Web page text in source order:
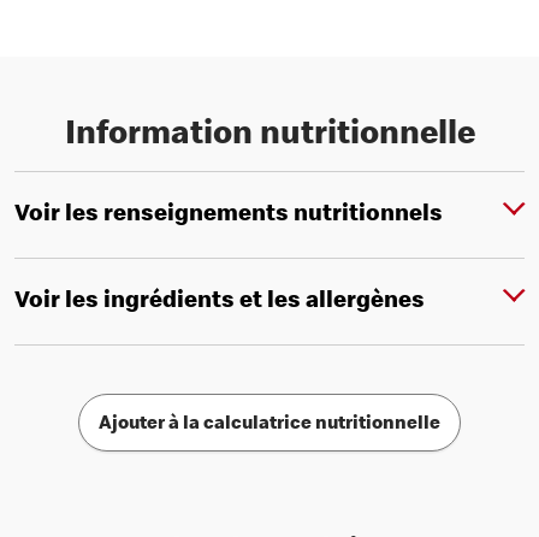
Information nutritionnelle
Voir les renseignements nutritionnels
Voir les ingrédients et les allergènes
Ajouter à la calculatrice nutritionnelle